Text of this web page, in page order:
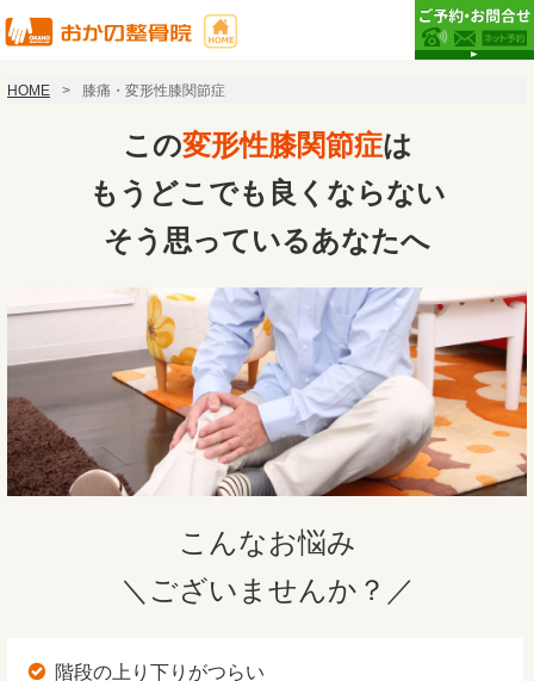
HOME 膝痛・変形性膝関節症
この変形性膝関節症は
もうどこでも良くならない
そう思っているあなたへ
こんなお悩み
＼ございませんか？／
階段の上り下りがつらい